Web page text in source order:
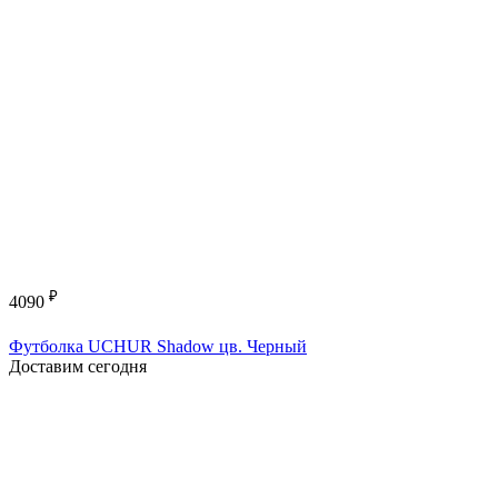
4090 ₽
Футболка UCHUR Shadow цв. Черный
Доставим сегодня